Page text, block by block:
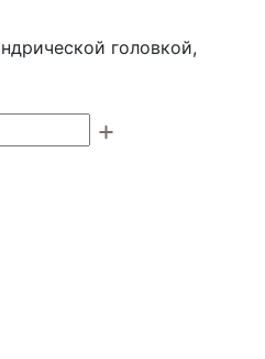
головкой,